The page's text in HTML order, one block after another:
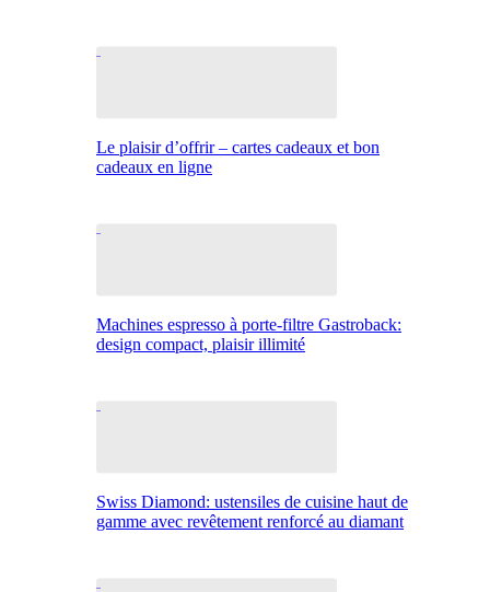
Le plaisir d’offrir – cartes cadeaux et bon
cadeaux en ligne
Machines espresso à porte-filtre Gastroback:
design compact, plaisir illimité
Swiss Diamond: ustensiles de cuisine haut de
gamme avec revêtement renforcé au diamant